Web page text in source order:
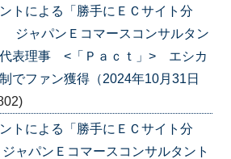
トによる「勝手にＥＣサイト分
ャパンＥコマースコンサルタン
表理事 <「Ｐａｃｔ」> エシカ
でファン獲得（2024年10月31日
トによる「勝手にＥＣサイト分
ャパンＥコマースコンサルタント